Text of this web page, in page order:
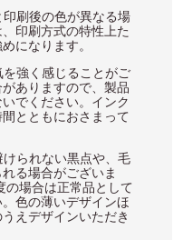
刷後の色が異なる場
印刷方式の特性上た
になります。
強く感じることがご
ありますので、製品
でください。インク
とともにおさまって
られない黒点や、毛
る場合がございま
場合は正常品として
色の薄いデザインほ
えデザインいただき